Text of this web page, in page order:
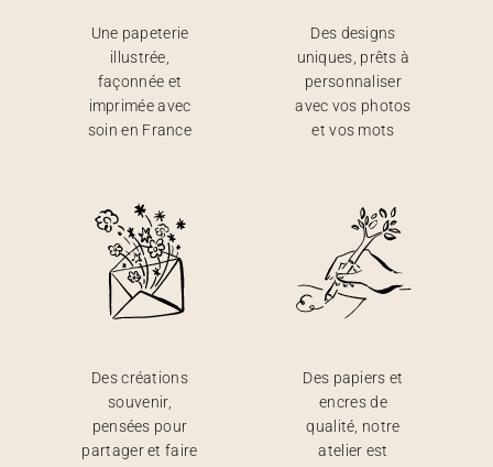
Une papeterie
illustrée,
façonnée et
imprimée avec
soin en France
Des designs
uniques, prêts à
personnaliser
avec vos photos
et vos mots
Des créations
souvenir,
pensées pour
partager et faire
Des papiers et
encres de
qualité, notre
atelier est